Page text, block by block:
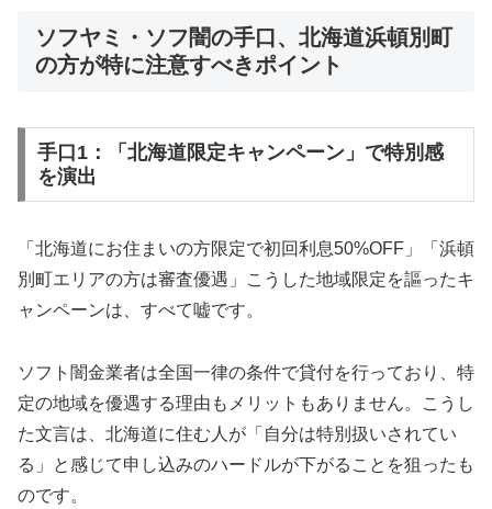
ソフヤミ・ソフ闇の手口、北海道浜頓別町
の方が特に注意すべきポイント
手口1：「北海道限定キャンペーン」で特別感
を演出
「北海道にお住まいの方限定で初回利息50%OFF」「浜頓
別町エリアの方は審査優遇」こうした地域限定を謳ったキ
ャンペーンは、すべて嘘です。
ソフト闇金業者は全国一律の条件で貸付を行っており、特
定の地域を優遇する理由もメリットもありません。こうし
た文言は、北海道に住む人が「自分は特別扱いされてい
る」と感じて申し込みのハードルが下がることを狙ったも
のです。